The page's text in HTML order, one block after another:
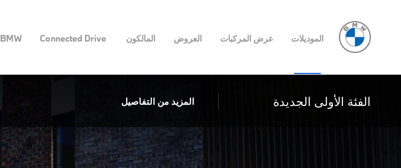
الموديلات عرض المركبات العروض المالكون Connected Drive BMW خدمة
الفئة الأولى الجديدة المزيد من التفاصيل